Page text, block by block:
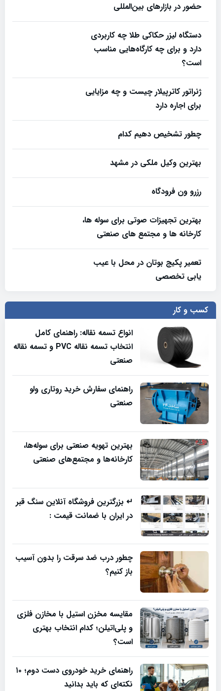
حضور در بازارهای بین‌المللی
دستگاه لیزر حکاکی طلا چه کاربردی
دارد و برای چه کارگاه‌هایی مناسب
است؟
ژنراتور کاترپیلار چیست و چه مزایایی
برای اجاره دارد
چطور تشخیص دهیم کدام
بهترین وکیل ملکی در مشهد
رزرو ون فرودگاه
بهترین تجهیزات صوتی برای سوله‌ ها،
کارخانه‌ ها و مجتمع‌ های صنعتی
تعمیر پکیج بوتان در محل با عیب
یابی تخصصی
کسب و کار
انواع تسمه نقاله: راهنمای کامل
انتخاب تسمه نقاله PVC و تسمه نقاله
صنعتی
راهنمای سفارش خرید روتاری ولو
صنعتی
بهترین تهویه صنعتی برای سوله‌ها،
کارخانه‌ها و مجتمع‌های صنعتی
↵ بزرگترین فروشگاه آنلاین سنگ قبر
در ایران با ضمانت قیمت :
چطور درب ضد سرقت را بدون آسیب
باز کنیم؟
مقایسه مخزن استیل با مخازن فلزی
و پلی‌اتیلن؛ کدام انتخاب بهتری
است؟
راهنمای خرید خودروی دست دوم؛ ۱۰
نکته‌ای که باید بدانید